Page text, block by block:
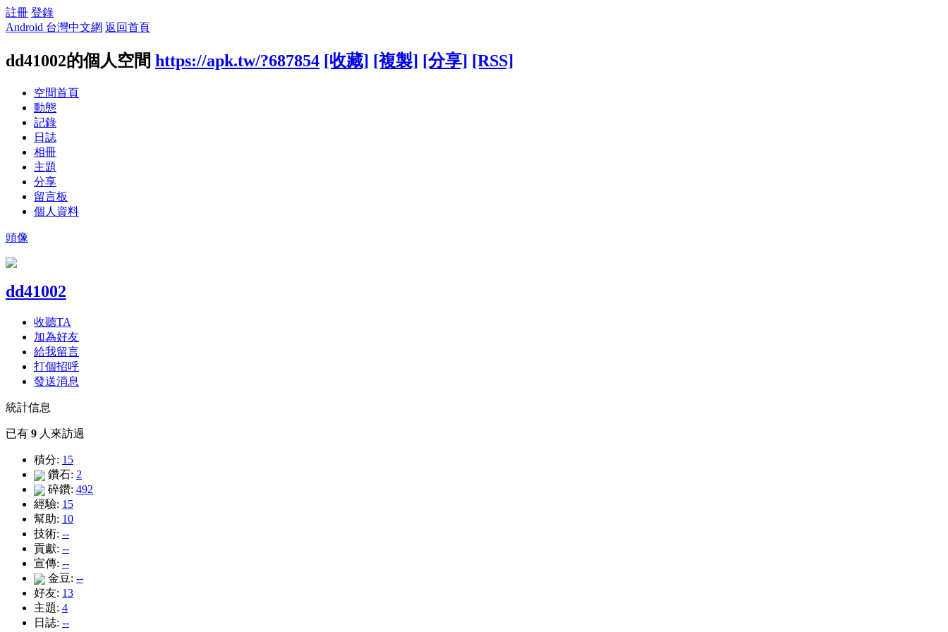
註冊 登錄
Android 台灣中文網 返回首頁
dd41002的個人空間 https://apk.tw/?687854 [收藏] [複製] [分享] [RSS]
空間首頁
動態
記錄
日誌
相冊
主題
分享
留言板
個人資料
頭像
dd41002
收聽TA
加為好友
給我留言
打個招呼
發送消息
統計信息
已有 9 人來訪過
積分: 15
鑽石: 2
碎鑽: 492
經驗: 15
幫助: 10
技術: --
貢獻: --
宣傳: --
金豆: --
好友: 13
主題: 4
日誌: --